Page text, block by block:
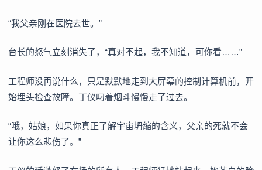
“我父亲刚在医院去世。”
台长的怒气立刻消失了，“真对不起，我不知道，可你看……”
工程师没再说什么，只是默默地走到大屏幕的控制计算机前，开
始埋头检查故障。丁仪叼着烟斗慢慢走了过去。
“哦，姑娘，如果你真正了解宇宙坍缩的含义，父亲的死就不会
让你这么悲伤了。”